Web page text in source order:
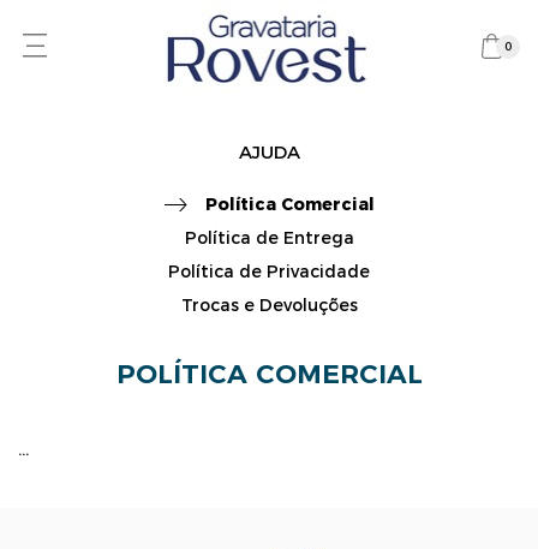
0
AJUDA
Política Comercial
Política de Entrega
Política de Privacidade
Trocas e Devoluções
POLÍTICA COMERCIAL
...